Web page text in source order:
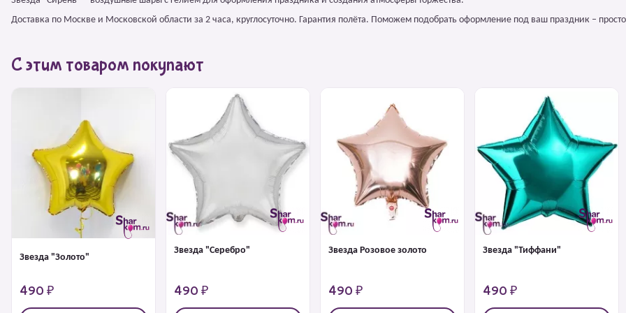
Доставка по Москве и Московской области за 2 часа, круглосуточно. Гарантия полёта. Поможем подобрать оформление под ваш праздник –
С этим товаром покупают
Звезда "Золото"
490 ₽
Звезда "Серебро"
490 ₽
Звезда Розовое золото
490 ₽
Звезда "Тиффани"
490 ₽